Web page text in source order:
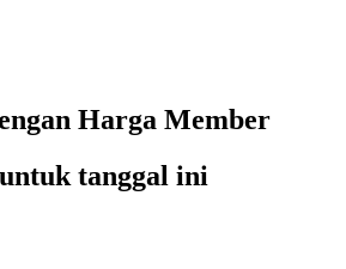
Harga Member
tanggal ini